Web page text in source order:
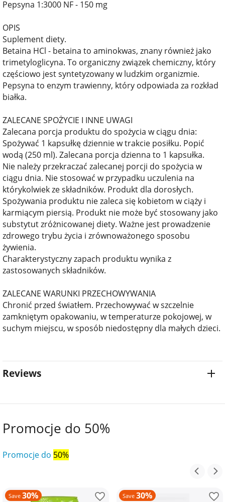
Pepsyna 1:3000 NF - 150 mg
OPIS
Suplement diety.
Betaina HCl - betaina to aminokwas, znany również jako
trimetyloglicyna. To organiczny związek chemiczny, który
częściowo jest syntetyzowany w ludzkim organizmie.
Pepsyna to enzym trawienny, który odpowiada za rozkład
białka.
ZALECANE SPOŻYCIE I INNE UWAGI
Zalecana porcja produktu do spożycia w ciągu dnia:
Spożywać 1 kapsułkę dziennie w trakcie posiłku. Popić
wodą (250 ml). Zalecana porcja dzienna to 1 kapsułka.
Nie należy przekraczać zalecanej porcji do spożycia w
ciągu dnia. Nie stosować w przypadku uczulenia na
którykolwiek ze składników. Produkt dla dorosłych.
Spożywania produktu nie zaleca się kobietom w ciąży i
karmiącym piersią. Produkt nie może być stosowany jako
substytut zróżnicowanej diety. Ważne jest prowadzenie
zdrowego trybu życia i zrównoważonego sposobu
żywienia.
Charakterystyczny zapach produktu wynika z
zastosowanych składników.
ZALECANE WARUNKI PRZECHOWYWANIA
Chronić przed światłem. Przechowywać w szczelnie
zamkniętym opakowaniu, w temperaturze pokojowej, w
suchym miejscu, w sposób niedostępny dla małych dzieci.
Reviews
Promocje do 50%
Promocje do 50%
Save 30% Save 30%